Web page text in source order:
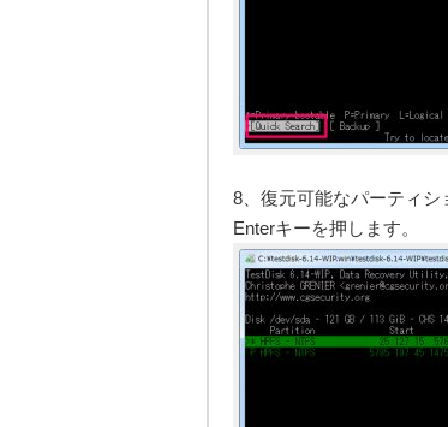
8、復元可能なパーティ
Enterキーを押します。